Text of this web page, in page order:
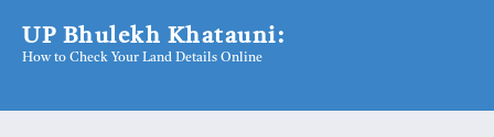
content
UP Bhulekh Khatauni:
How to Check Your Land Details Online